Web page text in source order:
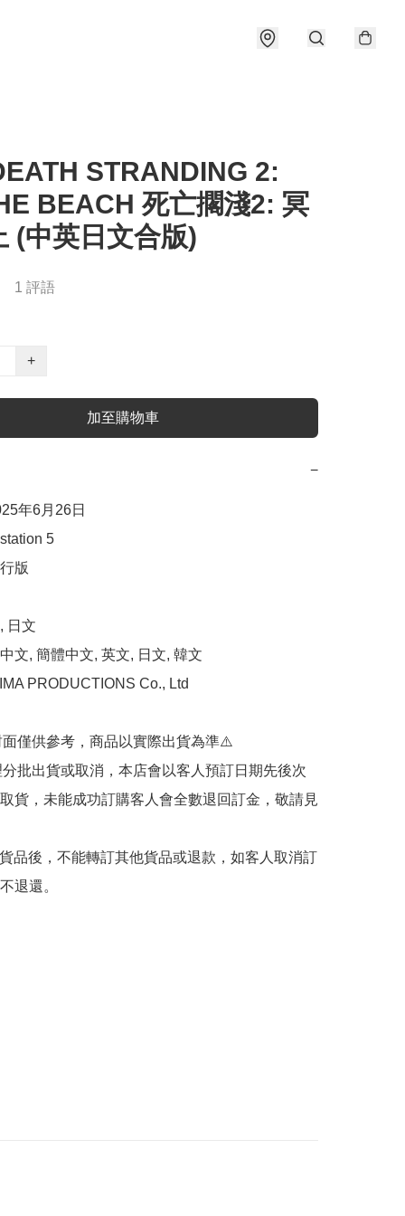
STRANDING 2:
BEACH 死亡擱淺2: 冥
(中英日文合版)
1 評語
+
加至購物車
−
年6月26日
5
版
日文
文, 簡體中文, 英文, 日文, 韓文
PRODUCTIONS Co., Ltd
僅供參考，商品以實際出貨為準⚠️
批出貨或取消，本店會以客人預訂日期先後次
貨，未能成功訂購客人會全數退回訂金，敬請見
品後，不能轉訂其他貨品或退款，如客人取消訂